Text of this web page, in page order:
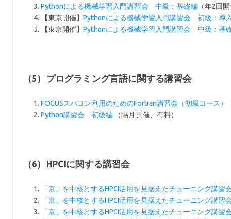
Pythonによる機械学習入門講習会 中級：基礎編 （年2回
【東京開催】Pythonによる機械学習入門講習会 初級：導
【東京開催】Pythonによる機械学習入門講習会 中級：基
（5）プログラミング言語に関する講習会
FOCUSスパコン利用のためのFortran講習会（初級コース）
Python講習会 初級編 （隔月開催、有料）
（6）HPCIに関する講習会
「京」を中核とするHPCI活用を見据えたチューニング講
「京」を中核とするHPCI活用を見据えたチューニング講
「京」を中核とするHPCI活用を見据えたチューニング講